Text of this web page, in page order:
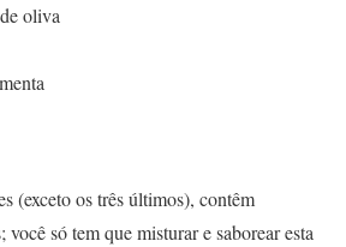
oliva
(exceto os três últimos), contêm
só tem que misturar e saborear esta